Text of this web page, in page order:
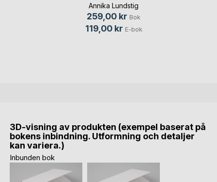
Annika Lundstig
259,00 kr Bok
119,00 kr E-bok
3D-visning av produkten (exempel baserat på
bokens inbindning. Utformning och detaljer
kan variera.)
Inbunden bok